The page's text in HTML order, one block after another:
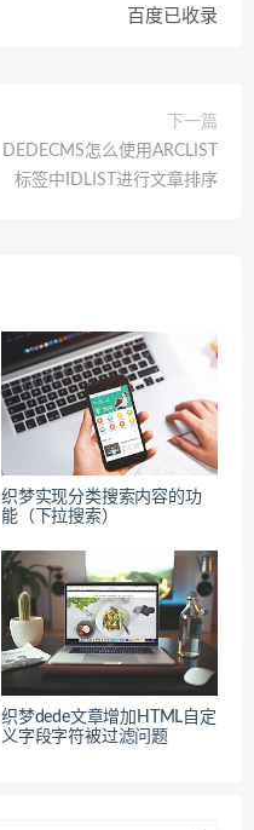
百度已收录
下一篇
DEDECMS怎么使用ARCLIST
标签中IDLIST进行文章排序
织梦实现分类搜索内容的功
能（下拉搜索）
织梦dede文章增加HTML自定
义字段字符被过滤问题